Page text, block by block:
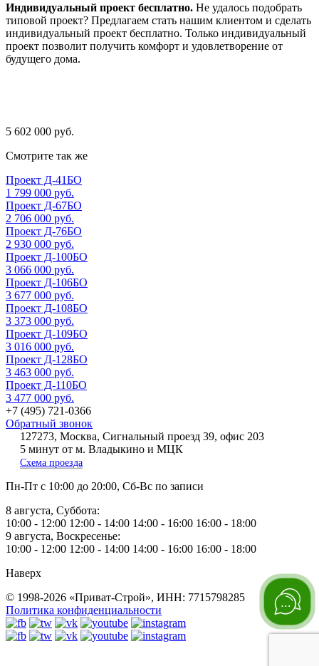
Индивидуальный проект бесплатно. Не удалось подобрать
типовой проект? Предлагаем стать нашим клиентом и сделать
индивидуальный проект бесплатно. Только индивидуальный
проект позволит получить комфорт и удовлетворение от
будущего дома.
5 602 000 руб.
Смотрите так же
Проект Д-41БО
1 799 000 руб.
Проект Д-67БО
2 706 000 руб.
Проект Д-76БО
2 930 000 руб.
Проект Д-100БО
3 066 000 руб.
Проект Д-106БО
3 677 000 руб.
Проект Д-108БО
3 373 000 руб.
Проект Д-109БО
3 016 000 руб.
Проект Д-128БО
3 463 000 руб.
Проект Д-110БО
3 477 000 руб.
+7 (495) 721-0366
Обратный звонок
127273, Москва, Сигнальный проезд 39, офис 203
5 минут от м. Владыкино и МЦК
Схема проезда
Пн-Пт с 10:00 до 20:00, Сб-Вс по записи
8 августа, Суббота:
10:00 - 12:00 12:00 - 14:00 14:00 - 16:00 16:00 - 18:00
9 августа, Воскресенье:
10:00 - 12:00 12:00 - 14:00 14:00 - 16:00 16:00 - 18:00
Наверх
© 1998-2026 «Приват-Строй», ИНН: 7715798285
Политика конфиденциальности